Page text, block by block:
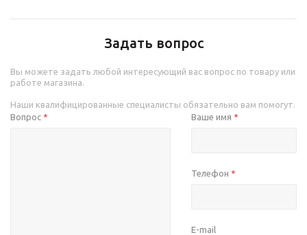
Задать вопрос
Вы можете задать любой интересующий вас вопрос по товару или
работе магазина.
Наши квалифицированные специалисты обязательно вам помогут.
Вопрос * Ваше имя *
Телефон *
E-mail